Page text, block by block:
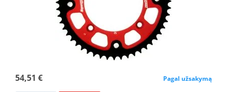
54,51 € Pagal užsakymą